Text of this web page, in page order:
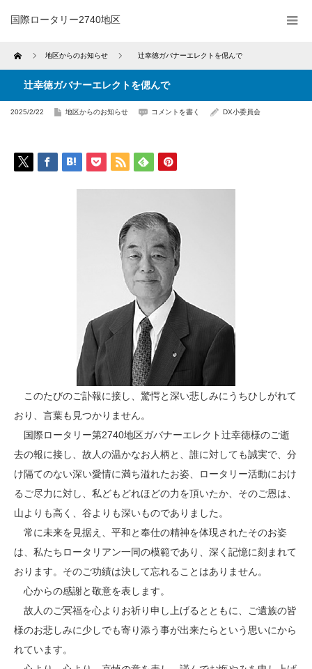
国際ロータリー2740地区
Home 地区からのお知らせ 辻幸徳ガバナーエレクトを偲んで
辻幸徳ガバナーエレクトを偲んで
2025/2/22 地区からのお知らせ コメントを書く DX小委員会
このたびのご訃報に接し、驚愕と深い悲しみにうちひしがれて
おり、言葉も見つかりません。
国際ロータリー第2740地区ガバナーエレクト辻幸徳様のご逝
去の報に接し、故人の温かなお人柄と、誰に対しても誠実で、分
け隔てのない深い愛情に満ち溢れたお姿、ロータリー活動におけ
るご尽力に対し、私どもどれほどの力を頂いたか、そのご恩は、
山よりも高く、谷よりも深いものでありました。
常に未来を見据え、平和と奉仕の精神を体現されたそのお姿
は、私たちロータリアン一同の模範であり、深く記憶に刻まれて
おります。そのご功績は決して忘れることはありません。
心からの感謝と敬意を表します。
故人のご冥福を心よりお祈り申し上げるとともに、ご遺族の皆
様のお悲しみに少しでも寄り添う事が出来たらという思いにから
れています。